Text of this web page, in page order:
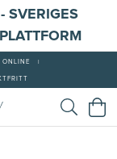
SVERIGES
ONLINE